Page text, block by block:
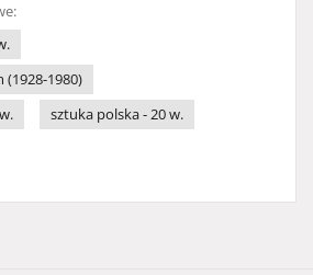
(1928-1980)
sztuka polska - 20 w.